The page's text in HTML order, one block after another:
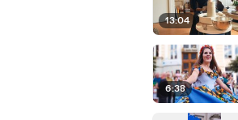
13:04
6:38